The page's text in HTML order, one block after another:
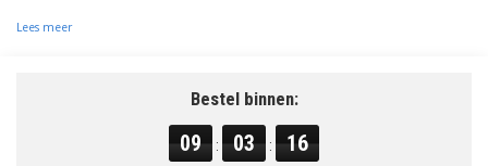
Lees meer
Bestel binnen:
09 : 03 : 15